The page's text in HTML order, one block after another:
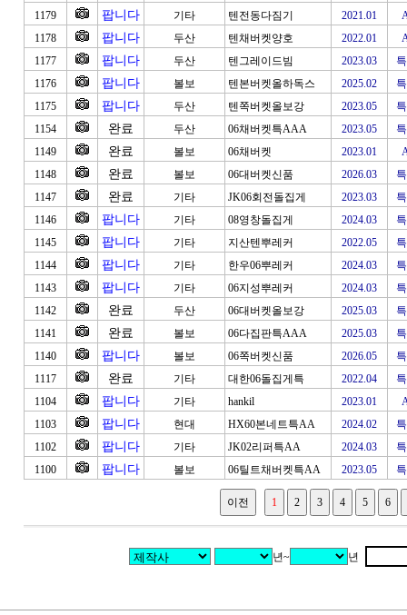
1179
팝니다 기타 텐전동다짐기 2021.01
1178
팝니다 두산 텐채버켓양호 2022.01
1177
팝니다 두산 텐그레이드빔 2023.03
1176
팝니다 볼보 텐본버켓올하독스 2025.02
1175
팝니다 두산 텐쪽버켓올보강 2023.05
1154
완료 두산 06채버켓특AAA 2023.05
1149
완료 볼보 06채버켓 2023.01
1148
완료 볼보 06대버켓신품 2026.03
1147
완료 기타 JK06회전돌집게 2023.03
1146
팝니다 기타 08영창돌집게 2024.03
1145
팝니다 기타 지산텐뿌레커 2022.05
1144
팝니다 기타 한우06뿌레커 2024.03
1143
팝니다 기타 06지성뿌레커 2024.03
1142
완료 두산 06대버켓올보강 2025.03
1141
완료 볼보 06다집판특AAA 2025.03
1140
팝니다 볼보 06쪽버켓신품 2026.05
1117
완료 기타 대한06돌집게특 2022.04
1104
팝니다 기타 hankil 2023.01
1103
팝니다 현대 HX60본네트특AA 2024.02
1102
팝니다 기타 JK02리퍼특AA 2024.03
1100
팝니다 볼보 06틸트채버켓특AA 2023.05
년~ 년